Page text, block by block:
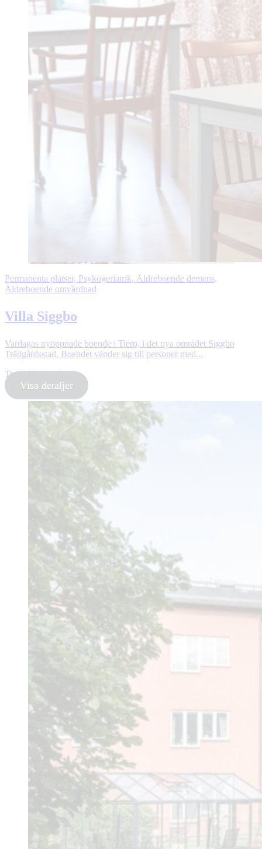
Permanenta platser, Psykogeriatrik, Äldreboende demens,
Äldreboende omvårdnad
Villa Siggbo
Vardagas nyöppnade boende i Tierp, i det nya området Siggbo
Trädgårdsstad. Boendet vänder sig till personer med...
Tierp, Uppland
Visa detaljer